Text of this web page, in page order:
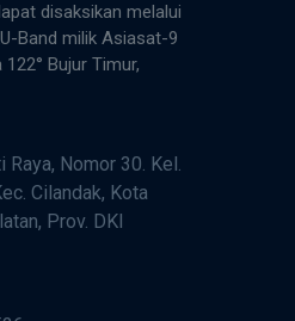
disaksikan melalui
Band milik Asiasat-9
Bujur Timur,
Raya, Nomor 30. Kel.
Cilandak, Kota
Prov. DKI